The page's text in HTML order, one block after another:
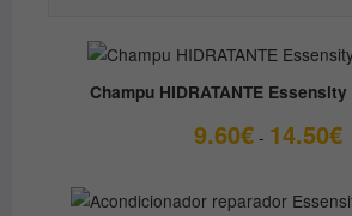
Champu HIDRATANTE
9.60€ - 14.50€